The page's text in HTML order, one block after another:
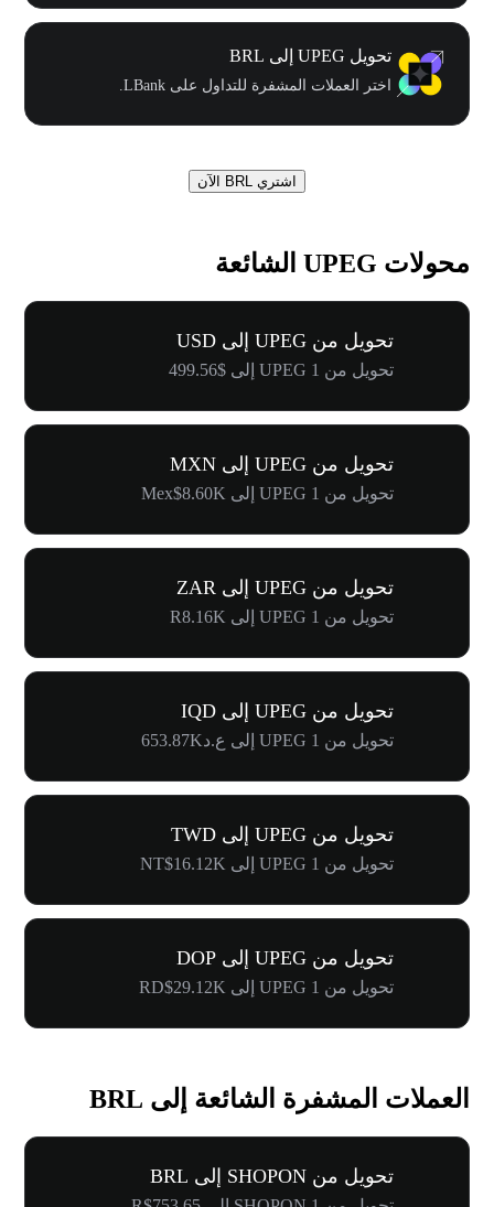
تحويل UPEG إلى BRL
اختر العملات المشفرة للتداول على LBank.
اشتري BRL الآن
محولات UPEG الشائعة
تحويل من UPEG إلى USD
تحويل من 1 UPEG إلى $499.56
تحويل من UPEG إلى MXN
تحويل من 1 UPEG إلى Mex$8.60K
تحويل من UPEG إلى ZAR
تحويل من 1 UPEG إلى R8.16K
تحويل من UPEG إلى IQD
تحويل من 1 UPEG إلى ع.د653.87K
تحويل من UPEG إلى TWD
تحويل من 1 UPEG إلى NT$16.12K
تحويل من UPEG إلى DOP
تحويل من 1 UPEG إلى RD$29.12K
العملات المشفرة الشائعة إلى BRL
تحويل من SHOPON إلى BRL